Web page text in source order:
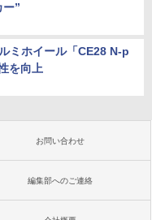
”
ミホイール「CE28 N-p
を向上
お問い合わせ
編集部へのご連絡